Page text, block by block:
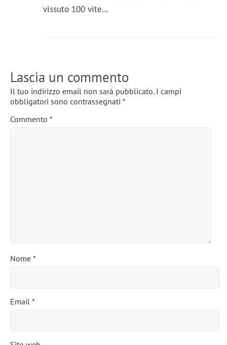
vissuto 100 vite…
Lascia un commento
Il tuo indirizzo email non sarà pubblicato. I campi
obbligatori sono contrassegnati *
Commento *
Nome *
Email *